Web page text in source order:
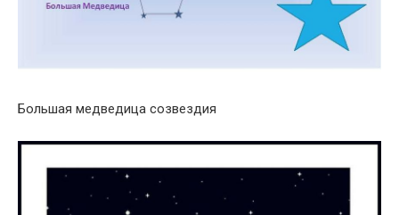
Большая медведица созвездия